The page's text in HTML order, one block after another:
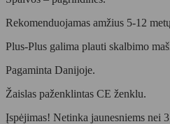
Rekomenduojamas amžius 5-12
Plus-Plus galima plauti skalbimo
Pagaminta Danijoje.
Žaislas paženklintas CE ženklu.
Įspėjimas! Netinka jaunesniems nei